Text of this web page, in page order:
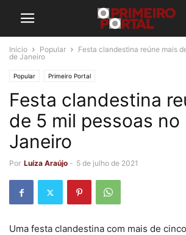
Início Popular
Festa clandestina reúne mais
de Janeiro
Popular Primeiro Portal
Festa clandestina
de 5 mil pessoas no
Janeiro
Por Luíza Araújo - 5 de julho de 2021
Uma festa clandestina com mais de